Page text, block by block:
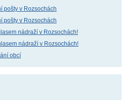
pošty v Rozsochách
pošty v Rozsochách
nádraží v Rozsochách!
nádraží v Rozsochách!
obcí